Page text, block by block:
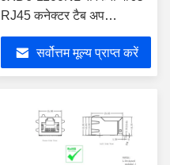
RJ45 कनेक्टर टैब अप
10/100बेस-टी इथरनेट
LPJ19511DNL
सर्वोत्तम मूल्य प्राप्त करें